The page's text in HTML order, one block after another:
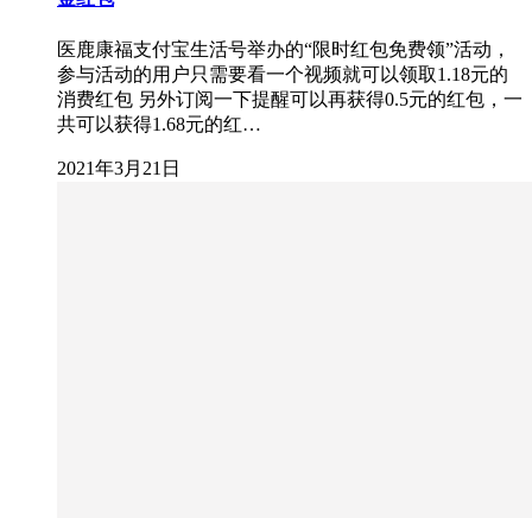
医鹿康福支付宝生活号举办的“限时红包免费领”活动，
参与活动的用户只需要看一个视频就可以领取1.18元的
消费红包 另外订阅一下提醒可以再获得0.5元的红包，一
共可以获得1.68元的红…
2021年3月21日